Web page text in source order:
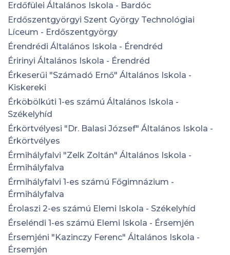
Erdőfülei Általános Iskola - Bardóc
Erdőszentgyörgyi Szent György Technológiai
Líceum - Erdőszentgyörgy
Érendrédi Általános Iskola - Érendréd
Éririnyi Általános Iskola - Érendréd
Érkeserűi "Számadó Ernő" Általános Iskola -
Kiskereki
Érköbölkúti 1-es számú Általános Iskola -
Székelyhíd
Érkörtvélyesi "Dr. Balasi József" Általános Iskola -
Érkörtvélyes
Érmihályfalvi "Zelk Zoltán" Általános Iskola -
Érmihályfalva
Érmihályfalvi 1-es számú Főgimnázium -
Érmihályfalva
Érolaszi 2-es számú Elemi Iskola - Székelyhíd
Érseléndi 1-es számú Elemi Iskola - Érsemjén
Érsemjéni "Kazinczy Ferenc" Általános Iskola -
Érsemjén